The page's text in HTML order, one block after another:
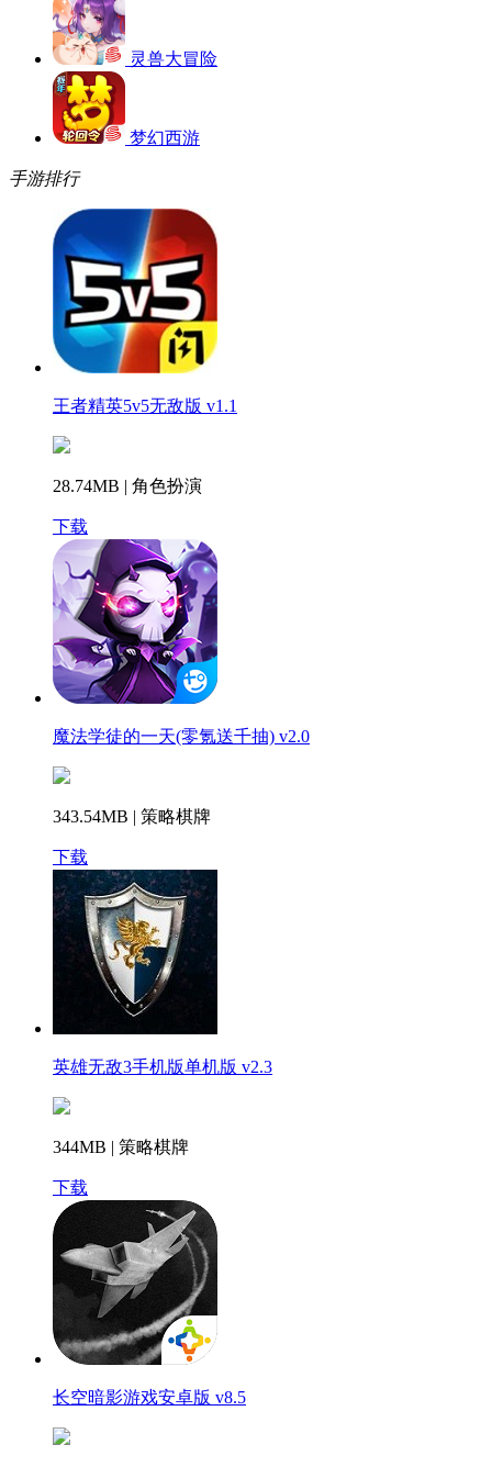
灵兽大冒险
梦幻西游
手游排行
王者精英5v5无敌版 v1.1
28.74MB | 角色扮演
下载
魔法学徒的一天(零氪送千抽) v2.0
343.54MB | 策略棋牌
下载
英雄无敌3手机版单机版 v2.3
344MB | 策略棋牌
下载
长空暗影游戏安卓版 v8.5